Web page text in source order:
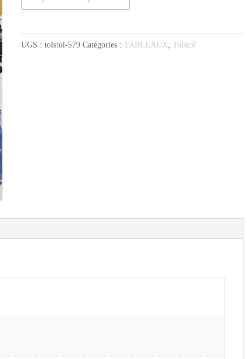
aux
UGS :tolstoi-579 Catégories :TABLEAUX,Tolstoï